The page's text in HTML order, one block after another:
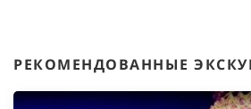
РЕКОМЕНДОВАННЫЕ